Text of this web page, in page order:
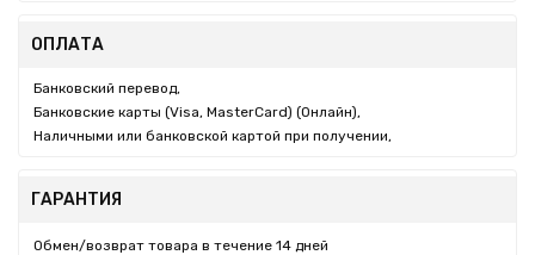
ОПЛАТА
Банковский перевод,
Банковские карты (Visa, MasterCard) (Онлайн),
Наличными или банковской картой при получении,
ГАРАНТИЯ
Обмен/возврат товара в течение 14 дней